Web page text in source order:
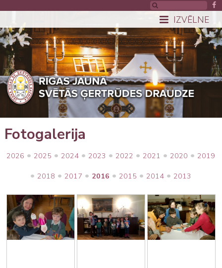
IZVĒLNE
Fotogalerija
2026 • 2025 • 2024 • 2023 • 2022 • 2021 • 2020 • 2019
• 2018 • 2017 • 2016 • 2015 • 2014 • 2013